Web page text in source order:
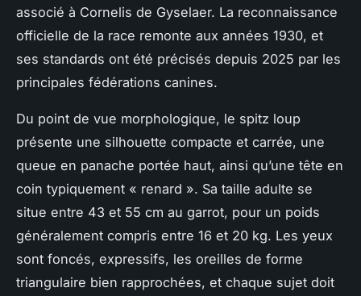
associé à Cornelis de Gyselaer. La reconnaissance
officielle de la race remonte aux années 1930, et
ses standards ont été précisés depuis 2025 par les
principales fédérations canines.
Du point de vue morphologique, le spitz loup
présente une silhouette compacte et carrée, une
queue en panache portée haut, ainsi qu’une tête en
coin typiquement « renard ». Sa taille adulte se
situe entre 43 et 55 cm au garrot, pour un poids
généralement compris entre 16 et 20 kg. Les yeux
sont foncés, expressifs, les oreilles de forme
triangulaire bien rapprochées, et chaque sujet doit